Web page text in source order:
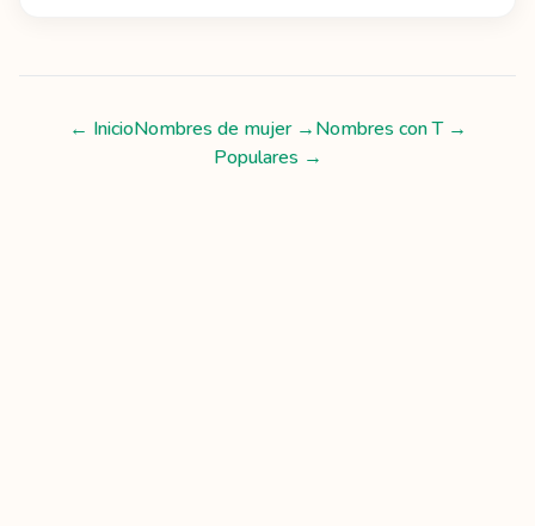
← InicioNombres de mujer→Nombres conT→
Populares →